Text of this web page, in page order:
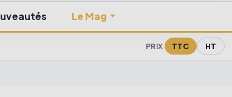
Le Mag
PRIX TTC HT